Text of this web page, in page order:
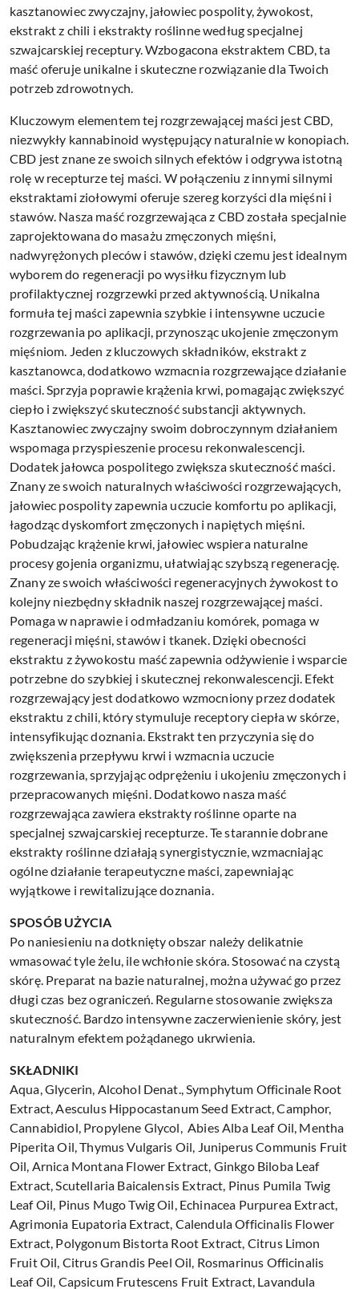
kasztanowiec zwyczajny, jałowiec pospolity, żywokost,
ekstrakt z chili i ekstrakty roślinne według specjalnej
szwajcarskiej receptury. Wzbogacona ekstraktem CBD, ta
maść oferuje unikalne i skuteczne rozwiązanie dla Twoich
potrzeb zdrowotnych.
Kluczowym elementem tej rozgrzewającej maści jest CBD,
niezwykły kannabinoid występujący naturalnie w konopiach.
CBD jest znane ze swoich silnych efektów i odgrywa istotną
rolę w recepturze tej maści. W połączeniu z innymi silnymi
ekstraktami ziołowymi oferuje szereg korzyści dla mięśni i
stawów. Nasza maść rozgrzewająca z CBD została specjalnie
zaprojektowana do masażu zmęczonych mięśni,
nadwyrężonych pleców i stawów, dzięki czemu jest idealnym
wyborem do regeneracji po wysiłku fizycznym lub
profilaktycznej rozgrzewki przed aktywnością. Unikalna
formuła tej maści zapewnia szybkie i intensywne uczucie
rozgrzewania po aplikacji, przynosząc ukojenie zmęczonym
mięśniom. Jeden z kluczowych składników, ekstrakt z
kasztanowca, dodatkowo wzmacnia rozgrzewające działanie
maści. Sprzyja poprawie krążenia krwi, pomagając zwiększyć
ciepło i zwiększyć skuteczność substancji aktywnych.
Kasztanowiec zwyczajny swoim dobroczynnym działaniem
wspomaga przyspieszenie procesu rekonwalescencji.
Dodatek jałowca pospolitego zwiększa skuteczność maści.
Znany ze swoich naturalnych właściwości rozgrzewających,
jałowiec pospolity zapewnia uczucie komfortu po aplikacji,
łagodząc dyskomfort zmęczonych i napiętych mięśni.
Pobudzając krążenie krwi, jałowiec wspiera naturalne
procesy gojenia organizmu, ułatwiając szybszą regenerację.
Znany ze swoich właściwości regeneracyjnych żywokost to
kolejny niezbędny składnik naszej rozgrzewającej maści.
Pomaga w naprawie i odmładzaniu komórek, pomaga w
regeneracji mięśni, stawów i tkanek. Dzięki obecności
ekstraktu z żywokostu maść zapewnia odżywienie i wsparcie
potrzebne do szybkiej i skutecznej rekonwalescencji. Efekt
rozgrzewający jest dodatkowo wzmocniony przez dodatek
ekstraktu z chili, który stymuluje receptory ciepła w skórze,
intensyfikując doznania. Ekstrakt ten przyczynia się do
zwiększenia przepływu krwi i wzmacnia uczucie
rozgrzewania, sprzyjając odprężeniu i ukojeniu zmęczonych i
przepracowanych mięśni. Dodatkowo nasza maść
rozgrzewająca zawiera ekstrakty roślinne oparte na
specjalnej szwajcarskiej recepturze. Te starannie dobrane
ekstrakty roślinne działają synergistycznie, wzmacniając
ogólne działanie terapeutyczne maści, zapewniając
wyjątkowe i rewitalizujące doznania.
SPOSÓB UŻYCIA
Po naniesieniu na dotknięty obszar należy delikatnie
wmasować tyle żelu, ile wchłonie skóra. Stosować na czystą
skórę. Preparat na bazie naturalnej, można używać go przez
długi czas bez ograniczeń. Regularne stosowanie zwiększa
skuteczność. Bardzo intensywne zaczerwienienie skóry, jest
naturalnym efektem pożądanego ukrwienia.
SKŁADNIKI
Aqua, Glycerin, Alcohol Denat., Symphytum Officinale Root
Extract, Aesculus Hippocastanum Seed Extract, Camphor,
Cannabidiol, Propylene Glycol, Abies Alba Leaf Oil, Mentha
Piperita Oil, Thymus Vulgaris Oil, Juniperus Communis Fruit
Oil, Arnica Montana Flower Extract, Ginkgo Biloba Leaf
Extract, Scutellaria Baicalensis Extract, Pinus Pumila Twig
Leaf Oil, Pinus Mugo Twig Oil, Echinacea Purpurea Extract,
Agrimonia Eupatoria Extract, Calendula Officinalis Flower
Extract, Polygonum Bistorta Root Extract, Citrus Limon
Fruit Oil, Citrus Grandis Peel Oil, Rosmarinus Officinalis
Leaf Oil, Capsicum Frutescens Fruit Extract, Lavandula